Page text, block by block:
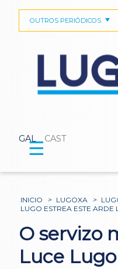
GAL CAST
OUTROS PERIÓDICOS
☰
INICIO > LUGOXA >
LUGO ESTREA ESTE
O servizo
Luce